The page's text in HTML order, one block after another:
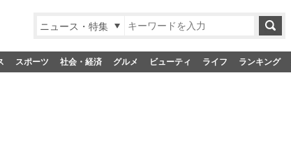
ニュース・特集
スポーツ 社会・経済 グルメ ビューティ ライフ ランキング